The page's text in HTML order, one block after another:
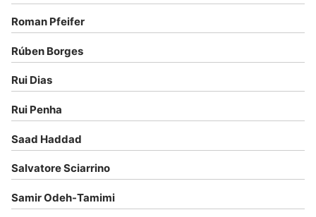
Roman Pfeifer
Rúben Borges
Rui Dias
Rui Penha
Saad Haddad
Salvatore Sciarrino
Samir Odeh-Tamimi